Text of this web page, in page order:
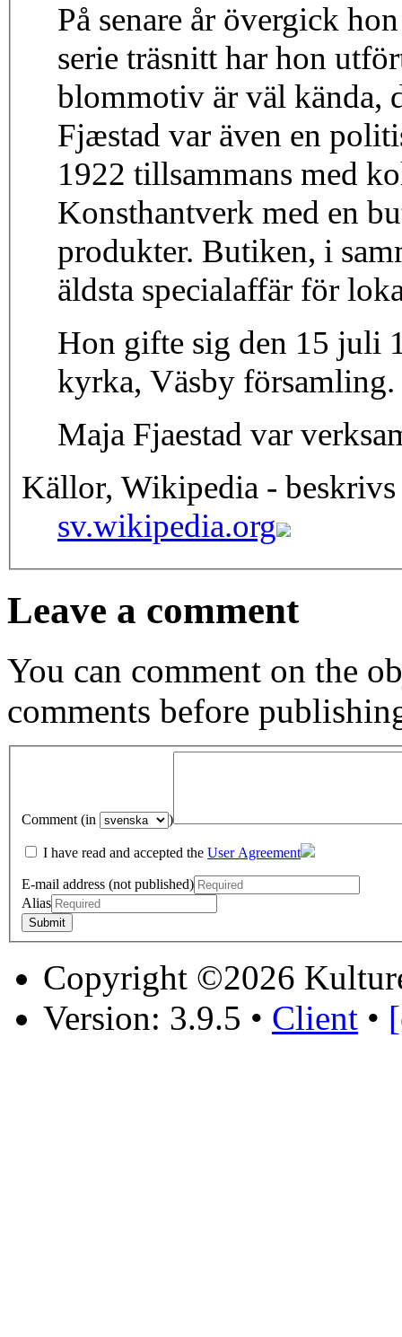
På senare år övergick
serie träsnitt har hon
blommotiv är väl kända,
Fjæstad var även en
1922 tillsammans med
Konsthantverk med en
produkter. Butiken, i
äldsta specialaffär för
Hon gifte sig den 15 juli
kyrka, Väsby
Maja Fjaestad var
Källor, Wikipedia - beskrivs
sv.wikipedia.org
Leave a comment
You can comment on the
comments before
Comment (in )
I have read and accepted the User Agreement
E-mail address (not published)
Alias
Copyright ©2026
Version: 3.9.5 • Client •